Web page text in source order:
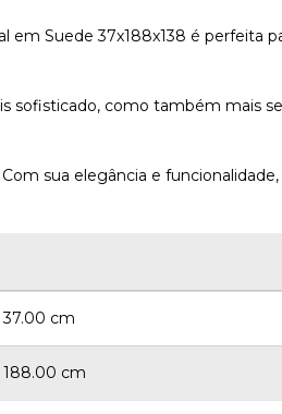
Suede 37x188x138 é perfeita
como também mais
sua elegância e
37.00 cm
188.00 cm